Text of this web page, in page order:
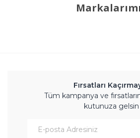
Fırsatları
Tüm kampanya ve
kutunuza gelsin